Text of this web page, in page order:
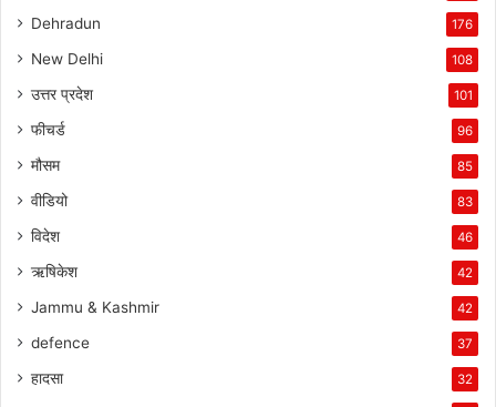
Dehradun 176
New Delhi 108
उत्तर प्रदेश 101
फीचर्ड 96
मौसम 85
वीडियो 83
विदेश 46
ऋषिकेश 42
Jammu & Kashmir 42
defence 37
हादसा 32